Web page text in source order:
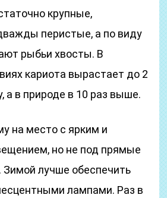
крупные,
перистые, а по виду
рыбьи хвосты. В
кариота вырастает до 2
а в природе в 10 раз выше.
на место с ярким и
но не под прямые
Зимой лучше обеспечить
лампами. Раз в